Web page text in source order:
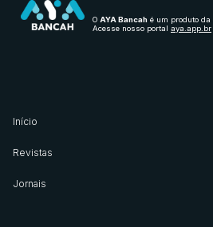
O AYA Bancah é um produto da
Acesse nosso portal aya.app.br
Início
Revistas
Jornais